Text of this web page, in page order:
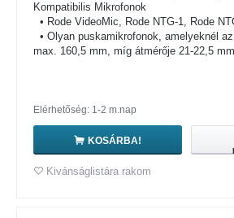
Kompatibilis Mikrofonok
• Rode VideoMic, Rode NTG-1, Rode
• Olyan puskamikrofonok, amelyeknél
max. 160,5 mm, míg átmérője 21-22,5 mm
Elérhetőség: 1-2 m.nap
KOSÁRBA!
Kivánságlistára rakom